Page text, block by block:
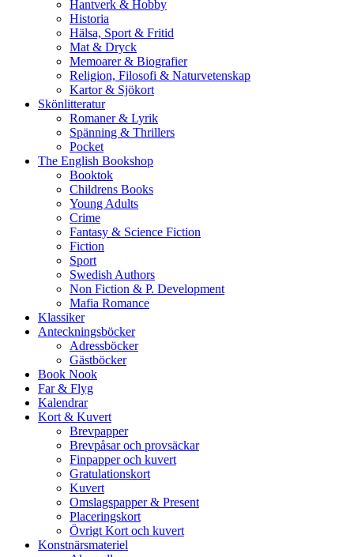
Hantverk & Hobby
Historia
Hälsa, Sport & Fritid
Mat & Dryck
Memoarer & Biografier
Religion, Filosofi & Naturvetenskap
Kartor & Sjökort
Skönlitteratur
Romaner & Lyrik
Spänning & Thrillers
Pocket
The English Bookshop
Booktok
Childrens Books
Young Adults
Crime
Fantasy & Science Fiction
Fiction
Sport
Swedish Authors
Non Fiction & P. Development
Mafia Romance
Klassiker
Anteckningsböcker
Adressböcker
Gästböcker
Book Nook
Far & Flyg
Kalendrar
Kort & Kuvert
Brevpapper
Brevpåsar och provsäckar
Finpapper och kuvert
Gratulationskort
Kuvert
Omslagspapper & Present
Placeringskort
Övrigt Kort och kuvert
Konstnärsmateriel